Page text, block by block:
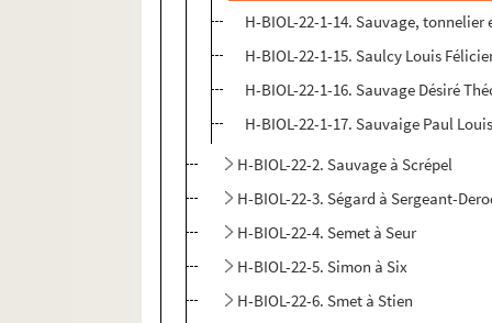
H-BIOL-22-1-14. Sauvage,
H-BIOL-22-1-15. Saulcy Louis
H-BIOL-22-1-16. Sauvage Désiré
H-BIOL-22-1-17. Sauvaige Paul
H-BIOL-22-2. Sauvage à Scrépel
H-BIOL-22-3. Ségard à Sergeant-
H-BIOL-22-4. Semet à Seur
H-BIOL-22-5. Simon à Six
H-BIOL-22-6. Smet à Stien